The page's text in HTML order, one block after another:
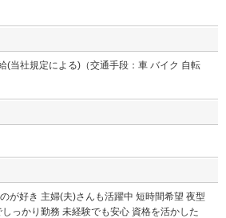
(当社規定による)（交通手段：車 バイク 自転
が好き 主婦(夫)さんも活躍中 短時間希望 夜型
っかり勤務 未経験でも安心 資格を活かした